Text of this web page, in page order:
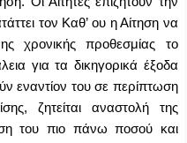
τον Καθ’ ου η Αίτηση να
χρονικής προθεσμίας το
για τα δικηγορικά έξοδα
εναντίον του σε περίπτωση
ζητείται αναστολή της
του πιο πάνω ποσού και